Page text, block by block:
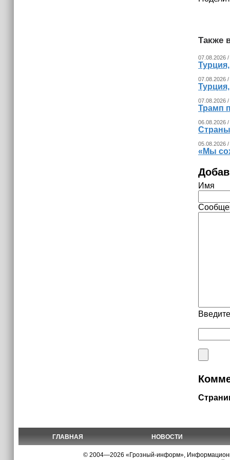
Также
07.08.2026
07.08.2026
07.08.2026
Трамп
06.08.2026
05.08.2026
«Мы
Имя
ГЛАВНАЯ НОВОСТИ
© 2004—2026 «Грозный-информ»,